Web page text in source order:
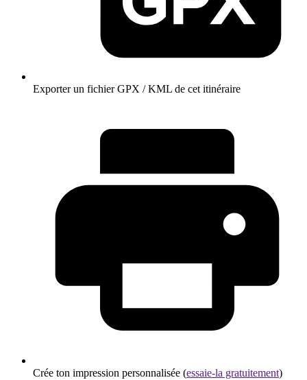
Exporter un fichier GPX / KML de cet itinéraire
Crée ton impression personnalisée (essaie-la gratuitement)